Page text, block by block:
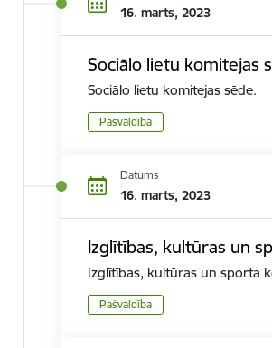
16. marts, 2023
Sociālo lietu komitejas
Sociālo lietu komitejas sēde.
Pašvaldība
Datums
16. marts, 2023
Izglītības, kultūras un
Izglītības, kultūras un sporta
Pašvaldība